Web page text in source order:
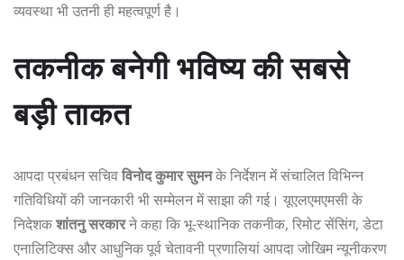
व्यवस्था भी उतनी ही महत्वपूर्ण है।
तकनीक बनेगी भविष्य की सबसे
बड़ी ताकत
आपदा प्रबंधन सचिवविनोद कुमार सुमनके निर्देशन में संचालित विभिन्न
गतिविधियों की जानकारी भी सम्मेलन में साझा की गई। यूएलएमएमसी के
निदेशकशांतनु सरकारने कहा कि भू-स्थानिक तकनीक, रिमोट सेंसिंग, डेटा
एनालिटिक्स और आधुनिक पूर्व चेतावनी प्रणालियां आपदा जोखिम न्यूनीकरण